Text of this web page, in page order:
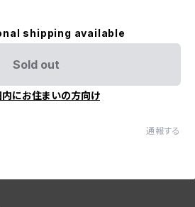
shipping available
Sold out
内にお住まいの方向け
通報する